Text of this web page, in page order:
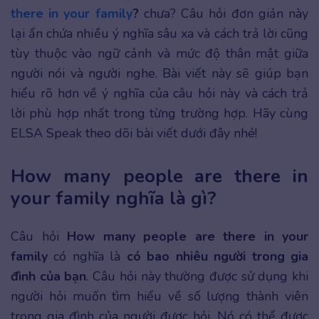
there in your family? chưa? Câu hỏi đơn giản này
lại ẩn chứa nhiều ý nghĩa sâu xa và cách trả lời cũng
tùy thuộc vào ngữ cảnh và mức độ thân mật giữa
người nói và người nghe. Bài viết này sẽ giúp bạn
hiểu rõ hơn về ý nghĩa của câu hỏi này và cách trả
lời phù hợp nhất trong từng trường hợp. Hãy cùng
ELSA Speak theo dõi bài viết dưới đây nhé!
How many people are there in
your family nghĩa là gì?
Câu hỏi How many people are there in your
family có nghĩa là có bao nhiêu người trong gia
đình của bạn. Câu hỏi này thường được sử dụng khi
người hỏi muốn tìm hiểu về số lượng thành viên